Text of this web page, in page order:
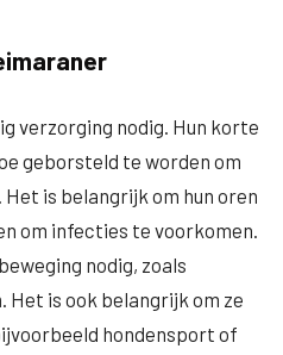
verzorging nodig. Hun korte
geborsteld te worden om
is belangrijk om hun oren
om infecties te voorkomen.
nodig, zoals
Het is ook belangrijk om ze
hondensport of